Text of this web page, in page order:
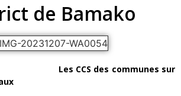
de Bamako
des communes sur